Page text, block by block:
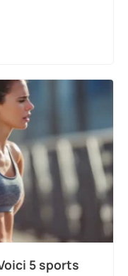
5 sports